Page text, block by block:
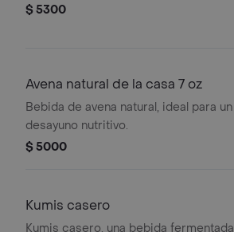
$ 5300
Avena natural de la casa 7 oz
Bebida de avena natural, ideal para un
desayuno nutritivo.
$ 5000
Kumis casero
Kumis casero, una bebida fermentada